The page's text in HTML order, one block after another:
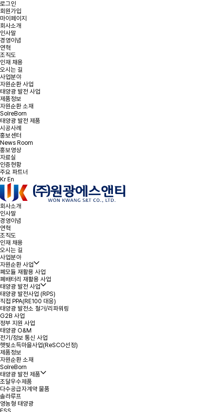
로그인
회원가입
마이페이지
회사소개
인사말
경영이념
연혁
조직도
인재 채용
오시는 길
사업분야
자원순환 사업
태양광 발전 사업
제품정보
자원순환 소재
SolreBorn
태양광 발전 제품
시공사례
홍보센터
News Room
홍보영상
자료실
인증현황
주요 파트너
Kr En
회사소개
인사말
경영이념
연혁
조직도
인재 채용
오시는 길
사업분야
자원순환 사업
폐모듈 재활용 사업
폐배터리 재활용 사업
태양광 발전 사업
태양광 발전사업 (RPS)
직접 PPA(RE100 대응)
태양광 발전소 철거/리파워링
G2B 사업
정부 지원 사업
태양광 O&M
전기/정보 통신 사업
햇빛소득마을사업(ReSCO선정)
제품정보
자원순환 소재
SolreBorn
태양광 발전 제품
조달우수제품
다수공급자계약 물품
솔라루프
영농형 태양광
온라인 문의
문의사항을 남겨주시면 빠른 시일내에 연락을 드리겠습니다.
태양광 발전 및
리파워링 문의
*
*
* 용량
*연락처
*지역 또는 주소
문의내용